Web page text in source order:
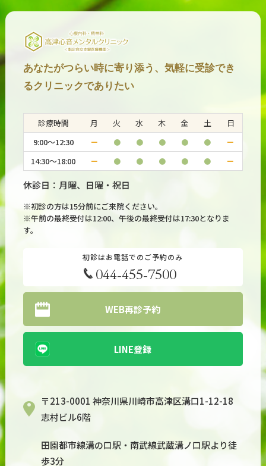
害
症
ADHD併存双極症とADHDのWAIS検査による鑑別
2025.03.07 #うつ病・気分障害 #双極性障害
双極性うつ病とうつ病を鑑別する血液検査バイオマーカ
2024.09.18 #双極性障害
双極性障害急性躁病相における薬物治療の有効性と忍容
性の比較 最新の報告
あなたがつらい時に寄り添う、気軽に受診でき
るクリニックでありたい
診療時間 月 火 水 木 金 土
日
9:00～12:30
ー ● ● ● ● ● ー
14:30～18:00 ー ● ● ● ● ● ー
休診日：月曜、日曜・祝日
※初診の方は15分前にご来院ください。
※午前の最終受付は12:00、午後の最終受付は17:30となりま
す。
初診はお電話でのご予約のみ
044-455-7500
WEB再診予約
LINE登録
〒213-0001 神奈川県川崎市高津区溝口1-12-18
志村ビル6階
田園都市線溝の口駅・南武線武蔵溝ノ口駅より徒
歩3分